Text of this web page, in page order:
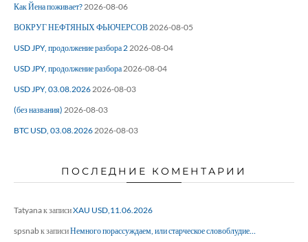
Как Йена поживает? 2026-08-06
ВОКРУГ НЕФТЯНЫХ ФЬЮЧЕРСОВ 2026-08-05
USD JPY, продолжение разбора 2 2026-08-04
USD JPY, продолжение разбора 2026-08-04
USD JPY, 03.08.2026 2026-08-03
(без названия) 2026-08-03
BTC USD, 03.08.2026 2026-08-03
ПОСЛЕДНИЕ КОМЕНТАРИИ
Tatyanaк записиXAU USD,11.06.2026
spsnabк записиНемного порассуждаем, или старческое словоблудие…